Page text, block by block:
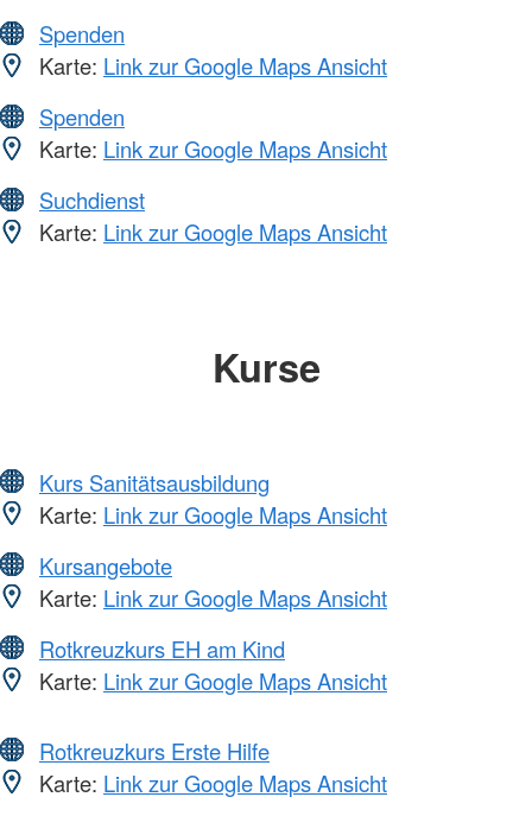
Spenden
Karte: Link zur Google Maps Ansicht
Spenden
Karte: Link zur Google Maps Ansicht
Suchdienst
Karte: Link zur Google Maps Ansicht
Kurse
Kurs Sanitätsausbildung
Karte: Link zur Google Maps Ansicht
Kursangebote
Karte: Link zur Google Maps Ansicht
Rotkreuzkurs EH am Kind
Karte: Link zur Google Maps Ansicht
Rotkreuzkurs Erste Hilfe
Karte: Link zur Google Maps Ansicht